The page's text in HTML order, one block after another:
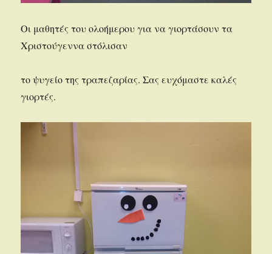
Οι μαθητές του ολοήμερου για να γιορτάσουν τα
Χριστούγεννα στόλισαν
το ψυγείο της τραπεζαρίας. Σας ευχόμαστε καλές
γιορτές.